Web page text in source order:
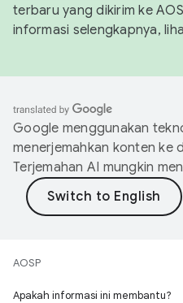
terbaru yang dikirim ke
informasi selengkapnya,
Google menggunakan
menerjemahkan konten ke
Terjemahan AI mungkin
AOSP
Apakah informasi ini membantu?